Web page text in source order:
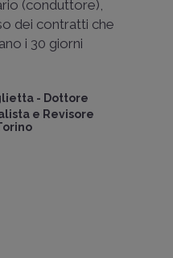
(conduttore),
dei contratti che
i 30 giorni
- Dottore
e Revisore